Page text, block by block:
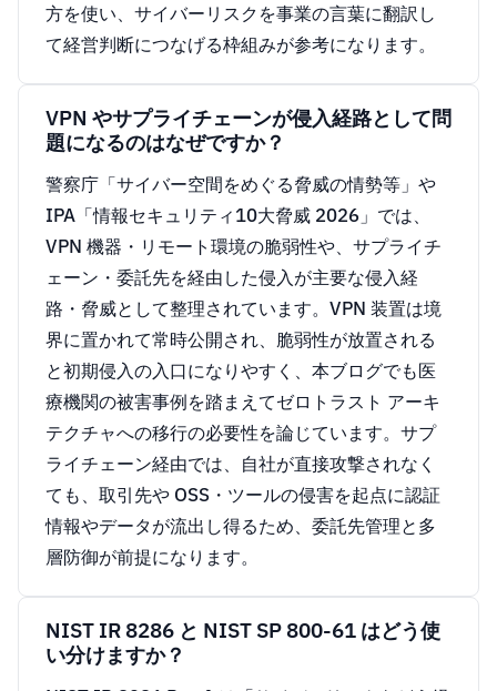
方を使い、サイバーリスクを事業の言葉に翻訳し
て経営判断につなげる枠組みが参考になります。
VPN やサプライチェーンが侵入経路として問
題になるのはなぜですか？
警察庁「サイバー空間をめぐる脅威の情勢等」や
IPA「情報セキュリティ10大脅威 2026」では、
VPN 機器・リモート環境の脆弱性や、サプライチ
ェーン・委託先を経由した侵入が主要な侵入経
路・脅威として整理されています。VPN 装置は境
界に置かれて常時公開され、脆弱性が放置される
と初期侵入の入口になりやすく、本ブログでも医
療機関の被害事例を踏まえてゼロトラスト アーキ
テクチャへの移行の必要性を論じています。サプ
ライチェーン経由では、自社が直接攻撃されなく
ても、取引先や OSS・ツールの侵害を起点に認証
情報やデータが流出し得るため、委託先管理と多
層防御が前提になります。
NIST IR 8286 と NIST SP 800-61 はどう使
い分けますか？